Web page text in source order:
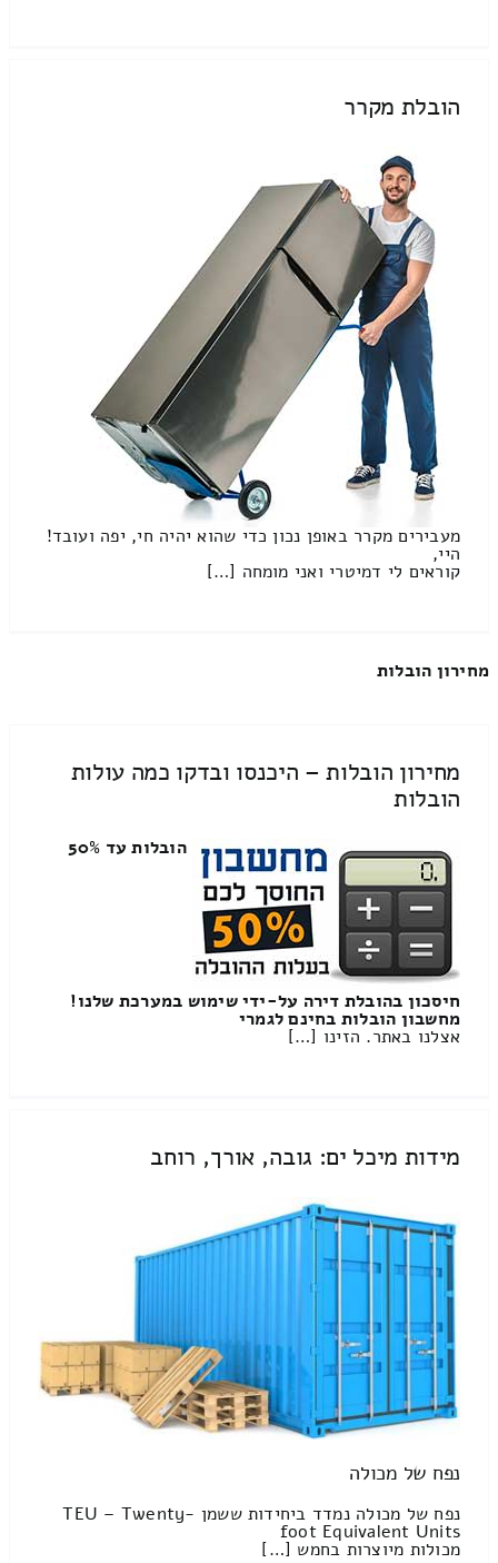
הובלת מקרר
מעבירים מקרר באופן נכון כדי שהוא יהיה חי, יפה ועובד!
היי,
קוראים לי דמיטרי ואני מומחה […]
מחירון הובלות
מחירון הובלות – היכנסו ובדקו כמה עולות
הובלות
הובלות עד 50%
חיסכון בהובלת דירה על-ידי שימוש במערכת שלנו!
מחשבון הובלות בחינם לגמרי
אצלנו באתר. הזינו […]
מידות מיכל ים: גובה, אורך, רוחב
נפח של מכולה
נפח של מכולה נמדד ביחידות ששמן TEU – Twenty-
foot Equivalent Units
מכולות מיוצרות בחמש […]